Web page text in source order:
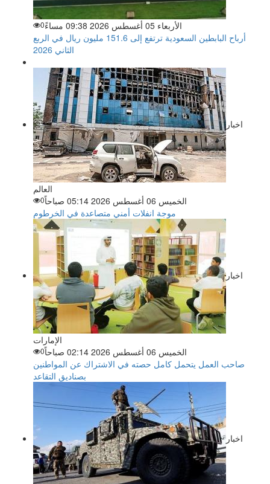
الأربعاء 05 أغسطس 2026 09:38 مساءً 0
أرباح البابطين السعودية ترتفع إلى 151.6 مليون ريال في الربع
الثاني 2026
اخبار
العالم
الخميس 06 أغسطس 2026 05:14 صباحاً
0
موجة انفلات أمني متصاعدة في الخرطوم
اخبار
الإمارات
الخميس 06 أغسطس 2026 02:14 صباحاً
0
صاحب العمل يتحمل كامل حصته في الاشتراك عن المواطنين
بصناديق التقاعد
اخبار